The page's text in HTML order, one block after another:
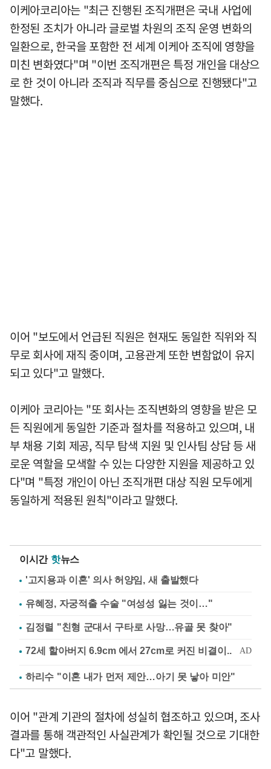
이케아코리아는 "최근 진행된 조직개편은 국내 사업에
한정된 조치가 아니라 글로벌 차원의 조직 운영 변화의
일환으로, 한국을 포함한 전 세계 이케아 조직에 영향을
미친 변화였다"며 "이번 조직개편은 특정 개인을 대상으
로 한 것이 아니라 조직과 직무를 중심으로 진행됐다"고
말했다.
이어 "보도에서 언급된 직원은 현재도 동일한 직위와 직
무로 회사에 재직 중이며, 고용관계 또한 변함없이 유지
되고 있다"고 말했다.
이케아 코리아는 "또 회사는 조직변화의 영향을 받은 모
든 직원에게 동일한 기준과 절차를 적용하고 있으며, 내
부 채용 기회 제공, 직무 탐색 지원 및 인사팀 상담 등 새
로운 역할을 모색할 수 있는 다양한 지원을 제공하고 있
다"며 "특정 개인이 아닌 조직개편 대상 직원 모두에게
동일하게 적용된 원칙"이라고 말했다.
이시간 핫뉴스
'고지용과 이혼' 의사 허양임, 새 출발했다
유혜정, 자궁적출 수술 "여성성 잃는 것이…"
김정렬 "친형 군대서 구타로 사망…유골 못 찾아"
하리수 "이혼 내가 먼저 제안…아기 못 낳아 미안"
이어 "관계 기관의 절차에 성실히 협조하고 있으며, 조사
결과를 통해 객관적인 사실관계가 확인될 것으로 기대한
다"고 말했다.